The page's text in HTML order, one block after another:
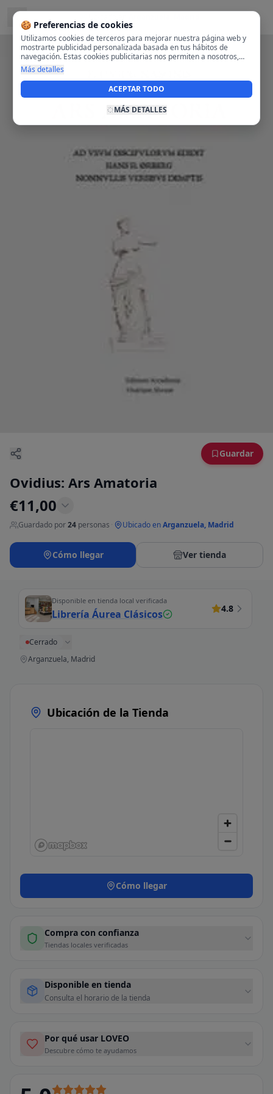
🍪 Preferencias de cookies
Utilizamos cookies de terceros para mejorar nuestra página web y
mostrarte publicidad personalizada basada en tus hábitos de
navegación. Estas cookies publicitarias nos permiten a nosotros,
analizar tu navegación en nuestra página y en internet para
mostrarte anuncios relevantes para ti. Al activarlas, aceptas el uso
de cookies para fines publicitarios y la recopilación y tratamiento de
tus datos de navegación, incluyendo la posible compartición de
Más detalles
ACEPTAR TODO
MÁS DETALLES
Guardar
Ovidius: Ars Amatoria
€11,00
Guardado por24 personas Ubicado enArganzuela, Madrid
Cómo llegar Ver tienda
Disponible en tienda local verificada
Librería Áurea Clásicos 4.8
Cerrado
Arganzuela, Madrid
Ubicación de la Tienda
Cómo llegar
Compra con confianza
Tiendas locales verificadas
Disponible en tienda
Consulta el horario de la tienda
Por qué usar LOVEO
Descubre cómo te ayudamos